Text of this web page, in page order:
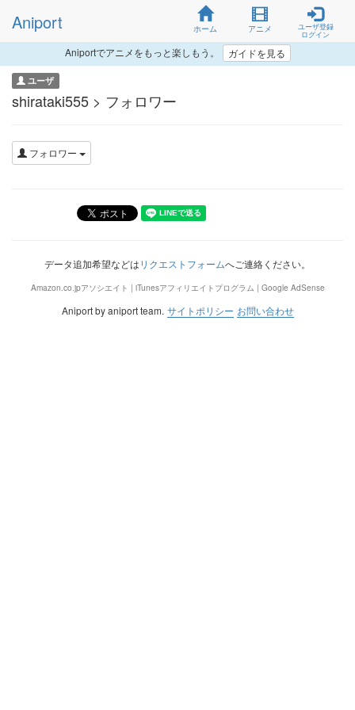
Aniport ホーム アニメ
ユーザ登録
ログイン
Aniportでアニメをもっと楽しもう。 ガイドを見る
ユーザ
shirataki555 > フォロワー
フォロワー
データ追加希望などはリクエストフォームへご連絡ください。
Amazon.co.jpアソシエイト | iTunesアフィリエイトプログラム | Google AdSense
Aniport by aniport team. サイトポリシー お問い合わせ